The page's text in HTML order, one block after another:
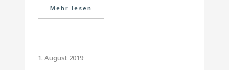
Mehr lesen
1. August 2019